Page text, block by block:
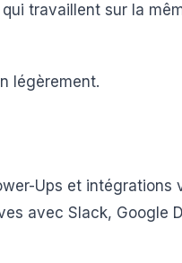
travaillent sur la
légèrement.
Ups et intégrations
avec Slack, Google